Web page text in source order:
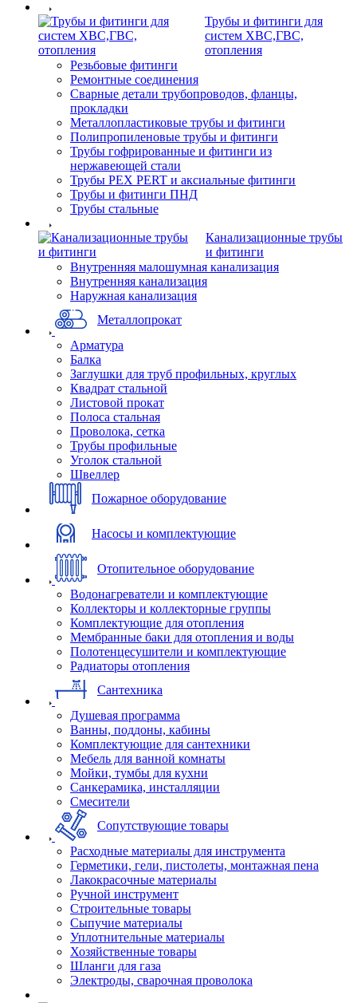
Трубы и фитинги для
систем ХВС,ГВС,
отопления
Резьбовые фитинги
Ремонтные соединения
Сварные детали трубопроводов, фланцы,
прокладки
Металлопластиковые трубы и фитинги
Полипропиленовые трубы и фитинги
Трубы гофрированные и фитинги из
нержавеющей стали
Трубы PEX PERT и аксиальные фитинги
Трубы и фитинги ПНД
Трубы стальные
Канализационные трубы
и фитинги
Внутренняя малошумная канализация
Внутренняя канализация
Наружная канализация
Металлопрокат
Арматура
Балка
Заглушки для труб профильных, круглых
Квадрат стальной
Листовой прокат
Полоса стальная
Проволока, сетка
Трубы профильные
Уголок стальной
Швеллер
Пожарное оборудование
Насосы и комплектующие
Отопительное оборудование
Водонагреватели и комплектующие
Коллекторы и коллекторные группы
Комплектующие для отопления
Мембранные баки для отопления и воды
Полотенцесушители и комплектующие
Радиаторы отопления
Сантехника
Душевая программа
Ванны, поддоны, кабины
Комплектующие для сантехники
Мебель для ванной комнаты
Мойки, тумбы для кухни
Санкерамика, инсталляции
Смесители
Сопутствующие товары
Расходные материалы для инструмента
Герметики, гели, пистолеты, монтажная пена
Лакокрасочные материалы
Ручной инструмент
Строительные товары
Сыпучие материалы
Уплотнительные материалы
Хозяйственные товары
Шланги для газа
Электроды, сварочная проволока